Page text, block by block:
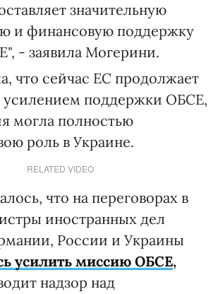
значительную
и финансовую поддержку
- заявила Могерини.
что сейчас ЕС продолжает
усилением поддержки ОБСЕ,
могла полностью
роль в Украине.
RELATED VIDEO
что на переговорах в
иностранных дел
России и Украины
усилить миссию ОБСЕ,
надзор над